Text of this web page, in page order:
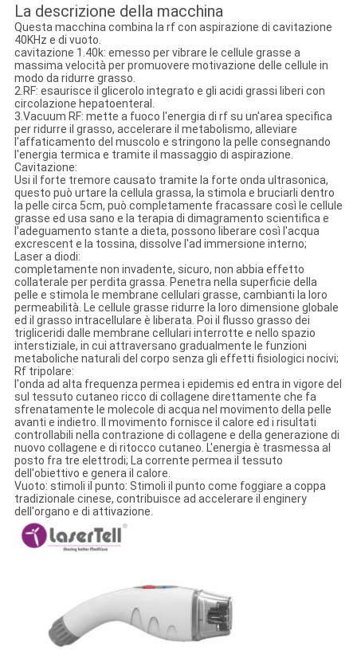
La descrizione della macchina
Questa macchina combina la rf con aspirazione di cavitazione
40KHz e di vuoto.
cavitazione 1.40k: emesso per vibrare le cellule grasse a
massima velocità per promuovere motivazione delle cellule in
modo da ridurre grasso.
2.RF: esaurisce il glicerolo integrato e gli acidi grassi liberi con
circolazione hepatoenteral.
3.Vacuum RF: mette a fuoco l'energia di rf su un'area specifica
per ridurre il grasso, accelerare il metabolismo, alleviare
l'affaticamento del muscolo e stringono la pelle consegnando
l'energia termica e tramite il massaggio di aspirazione.
Cavitazione:
Usi il forte tremore causato tramite la forte onda ultrasonica,
questo può urtare la cellula grassa, la stimola e bruciarli dentro
la pelle circa 5cm, può completamente fracassare così le cellule
grasse ed usa sano e la terapia di dimagramento scientifica e
l'adeguamento stante a dieta, possono liberare così l'acqua
excrescent e la tossina, dissolve l'ad immersione interno;
Laser a diodi:
completamente non invadente, sicuro, non abbia effetto
collaterale per perdita grassa. Penetra nella superficie della
pelle e stimola le membrane cellulari grasse, cambianti la loro
permeabilità. Le cellule grasse ridurre la loro dimensione globale
ed il grasso intracellulare è liberata. Poi il flusso grasso dei
trigliceridi dalle membrane cellulari interrotte e nello spazio
interstiziale, in cui attraversano gradualmente le funzioni
metaboliche naturali del corpo senza gli effetti fisiologici nocivi;
Rf tripolare:
l'onda ad alta frequenza permea i epidemis ed entra in vigore del
sul tessuto cutaneo ricco di collagene direttamente che fa
sfrenatamente le molecole di acqua nel movimento della pelle
avanti e indietro. Il movimento fornisce il calore ed i risultati
controllabili nella contrazione di collagene e della generazione di
nuovo collagene e di ritocco cutaneo. L'energia è trasmessa al
posto fra tre elettrodi; La corrente permea il tessuto
dell'obiettivo e genera il calore.
Vuoto: stimoli il punto: Stimoli il punto come foggiare a coppa
tradizionale cinese, contribuisce ad accelerare il enginery
dell'organo e di attivazione.